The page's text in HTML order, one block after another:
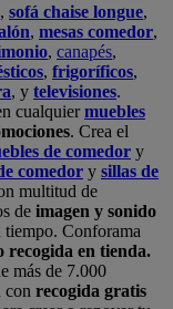
, sofá chaise longue,
, mesas comedor,
, canapés,
, frigoríficos,
, y televisiones.
cualquiermuebles
. Crea el
de comedor y
comedor y sillas de
multitud de
de imagen y sonido
tiempo. Conforama
recogida en tienda.
más de 7.000
con recogida gratis